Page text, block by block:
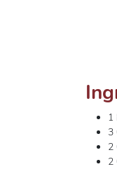
1
3
2
2